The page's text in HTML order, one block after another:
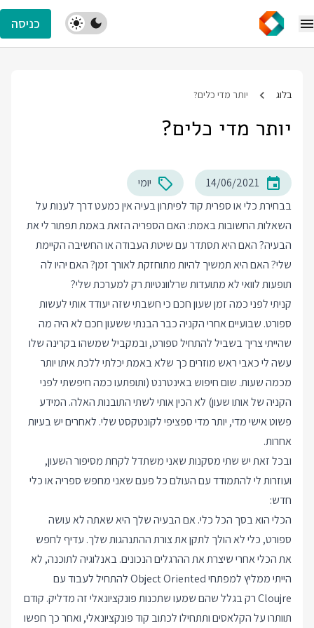
כניסה
בלוג יותר מדי כלים?
יותר מדי כלים?
14/06/2021
יומי
בבחירת כלי או ספרית קוד לפיתרון בעיה אין כמעט דרך לענות על
השאלות החשובות באמת: האם הספריה הזאת באמת תפתור לי את
הבעיה? האם היא תסתדר עם שיטת העבודה או החשיבה הקיימת
שלי? האם היא תמשיך להיות מתוחזקת לאורך זמן? האם יהיו לה
תופעות לוואי לא מתועדות שרלוונטיות רק למערכת שלי?
קניתי לפני כמה זמן שעון חכם כי חשבתי שזה יעודד אותי לעשות
ספורט. שבועיים אחרי הקניה כבר הבנתי ששעון חכם לא היה מה
שהייתי צריך בשביל להתחיל ספורט, ובמקביל שמשהו בקרינה שלו
עשה לי כאבי ראש מוזרים כך שלא באמת יכלתי ללכת איתו יותר
מכמה שעות. שום חיפוש באינטרנט (ותופתעו כמה חיפשתי לפני
הקניה של אותו שעון) לא הכין אותי לשתי התובנות האלה. המידע
פשוט אישי מדי, יותר מדי ספציפי לקונטקסט שלי. לאחרים יש בעיות
אחרות.
ובכל זאת יש שתי מסקנות שאני משתדל לקחת מסיפור השעון,
ועוזרות לי להתמודד עם העולם כל פעם שאני מחפש ספריה או כלי
חדש:
הכלי הוא בסך הכל כלי. אם הבעיה שלך היא שאתה לא עושה
ספורט, כלי לא הולך לתקן את צורת ההתנהגות שלך. עדיף לחפש
את הכלי אחרי שיצרת את ההרגלים הנכונים. באנלוגיה לתוכנה, לא
הייתי ממליץ למפתחי Object Oriented להתחיל לעבוד עם
Cloujre רק בגלל שהם שמעו שתכנות פונקציונאלי זה מדליק. קודם
תוותרו על הקלאסים ותתחילו לכתוב קוד פונקציונאלי, ואחר כך חפשו